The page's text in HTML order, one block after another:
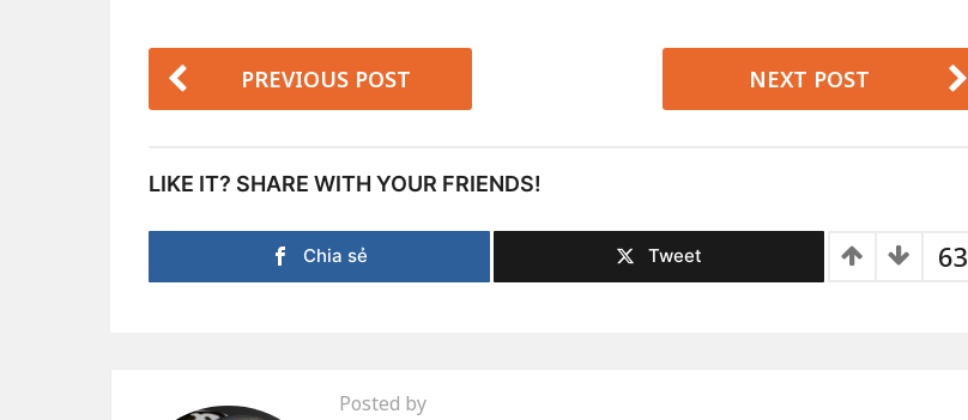
PREVIOUS POST NEXT POST
LIKE IT? SHARE WITH YOUR FRIENDS!
63
Chia sẻ Tweet
Posted by